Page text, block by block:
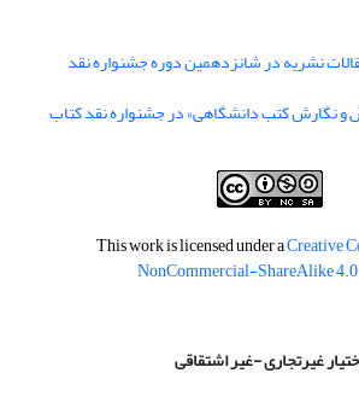
نشریه در شانزدهمین دوره جشنواره نقد
و نگارش کتب دانشگاهی» در جشنواره نقد کتاب
This work is licensed under aCreative
NonCommercial-ShareAlike
غیرتجاری -غیر اشتقاقی